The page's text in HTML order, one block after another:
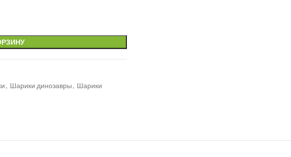
, Шарики динозавры, Шарики